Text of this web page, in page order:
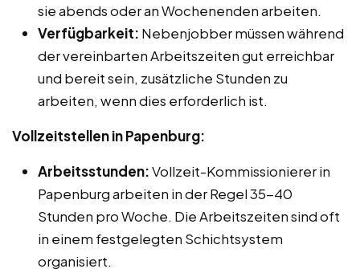
sie abends oder an Wochenenden arbeiten.
Verfügbarkeit: Nebenjobber müssen während
der vereinbarten Arbeitszeiten gut erreichbar
und bereit sein, zusätzliche Stunden zu
arbeiten, wenn dies erforderlich ist.
Vollzeitstellen in Papenburg:
Arbeitsstunden:Vollzeit-Kommissionierer in
Papenburg arbeiten in der Regel 35-40
Stunden pro Woche. Die Arbeitszeiten sind oft
in einem festgelegten Schichtsystem
organisiert.